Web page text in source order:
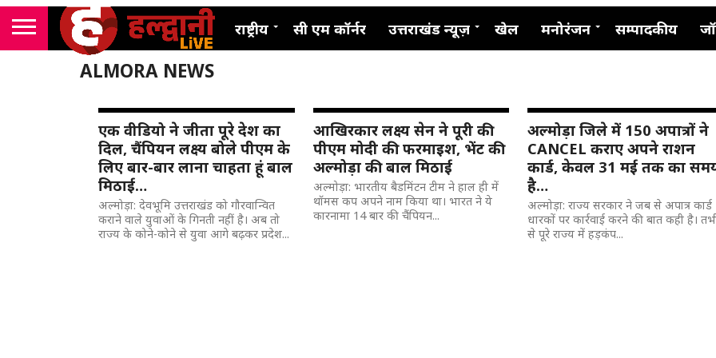
राष्ट्रीय सी एम कॉर्नर उत्तराखंड न्यूज़ खेल मनोरंजन सम्पादकीय
ALMORA NEWS
एक वीडियो ने जीता पूरे देश का
दिल, चैंपियन लक्ष्य बोले पीएम के
लिए बार-बार लाना चाहता हूं बाल
मिठाई…
अल्मोड़ा: देवभूमि उत्तराखंड को गौरवान्वित
कराने वाले युवाओं के गिनती नहीं है। अब तो
राज्य के कोने-कोने से युवा आगे बढ़कर प्रदेश...
आखिरकार लक्ष्य सेन ने पूरी की
पीएम मोदी की फरमाइश, भेंट की
अल्मोड़ा की बाल मिठाई
अल्मोड़ा: भारतीय बैडमिंटन टीम ने हाल ही में
थॉमस कप अपने नाम किया था। भारत ने ये
कारनामा 14 बार की चैंपियन...
अल्मोड़ा जिले में 150 अपात्रों ने
CANCEL कराए अपने राशन
कार्ड, केवल 31 मई तक का
है…
अल्मोड़ा: राज्य सरकार ने जब से अपात्र कार्ड
धारकों पर कार्रवाई करने की बात कही है।
से पूरे राज्य में हड़कंप...